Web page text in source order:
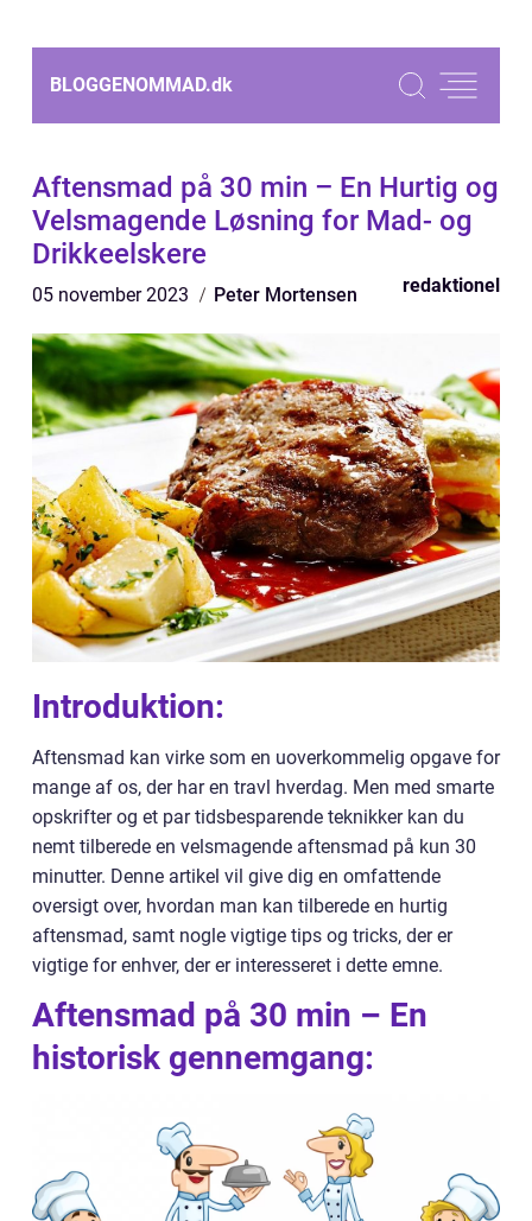
BLOGGENOMMAD.dk
Aftensmad på 30 min – En Hurtig og
Velsmagende Løsning for Mad- og
Drikkeelskere
05 november 2023 Peter Mortensen redaktionel
Introduktion:
Aftensmad kan virke som en uoverkommelig opgave for
mange af os, der har en travl hverdag. Men med smarte
opskrifter og et par tidsbesparende teknikker kan du
nemt tilberede en velsmagende aftensmad på kun 30
minutter. Denne artikel vil give dig en omfattende
oversigt over, hvordan man kan tilberede en hurtig
aftensmad, samt nogle vigtige tips og tricks, der er
vigtige for enhver, der er interesseret i dette emne.
Aftensmad på 30 min – En
historisk gennemgang: